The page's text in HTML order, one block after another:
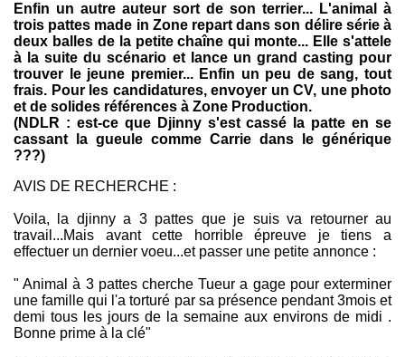
Enfin un autre auteur sort de son terrier... L'animal à
trois pattes made in Zone repart dans son délire série à
deux balles de la petite chaîne qui monte... Elle s'attele
à la suite du scénario et lance un grand casting pour
trouver le jeune premier... Enfin un peu de sang, tout
frais. Pour les candidatures, envoyer un CV, une photo
et de solides références à Zone Production.
(NDLR : est-ce que Djinny s'est cassé la patte en se
cassant la gueule comme Carrie dans le générique
???)
AVIS DE RECHERCHE :
Voila, la djinny a 3 pattes que je suis va retourner au
travail...Mais avant cette horrible épreuve je tiens a
effectuer un dernier voeu...et passer une petite annonce :
" Animal à 3 pattes cherche Tueur a gage pour exterminer
une famille qui l'a torturé par sa présence pendant 3mois et
demi tous les jours de la semaine aux environs de midi .
Bonne prime à la clé"